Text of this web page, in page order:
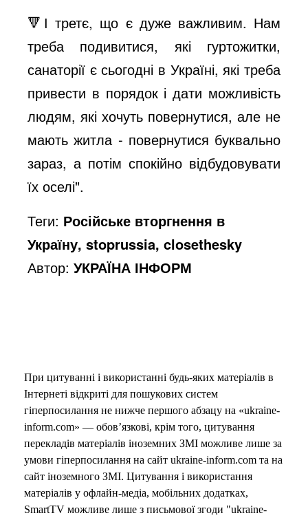
🔻І третє, що є дуже важливим. Нам
треба подивитися, які гуртожитки,
санаторії є сьогодні в Україні, які треба
привести в порядок і дати можливість
людям, які хочуть повернутися, але не
мають житла - повернутися буквально
зараз, а потім спокійно відбудовувати
їх оселі".
Теги: Російське вторгнення в
Україну, stoprussia, closethesky
Автор:УКРАЇНА ІНФОРМ
При цитуванні і використанні будь-яких матеріалів в
Інтернеті відкриті для пошукових систем
гіперпосилання не нижче першого абзацу на «ukraine-
inform.com» — обов’язкові, крім того, цитування
перекладів матеріалів іноземних ЗМІ можливе лише за
умови гіперпосилання на сайт ukraine-inform.com та на
сайт іноземного ЗМІ. Цитування і використання
матеріалів у офлайн-медіа, мобільних додатках,
SmartTV можливе лише з письмової згоди "ukraine-